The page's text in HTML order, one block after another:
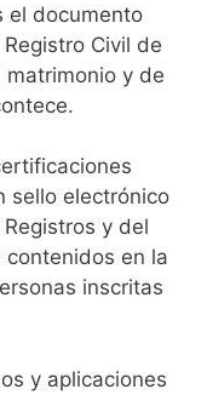
el documento
Civil de
y de
sello electrónico
y del
en la
inscritas
y aplicaciones